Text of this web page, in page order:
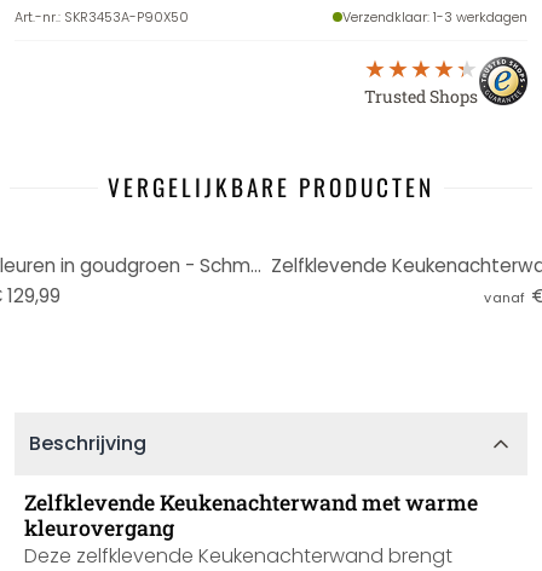
Art.-nr.: SKR3453A-P90X50 Verzendklaar: 1-3 werkdagen
Trusted Shops
VERGELIJKBARE PRODUCTEN
Keukenachterwand spel van kleuren in goudgroen - Schmucker
vanaf
Beschrijving
Zelfklevende Keukenachterwand met warme
kleurovergang
Deze zelfklevende Keukenachterwand brengt